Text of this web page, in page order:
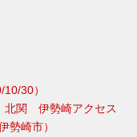
30）
北関 伊勢崎アクセス
勢崎市）